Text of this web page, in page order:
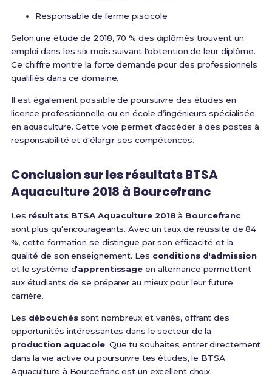
Responsable de ferme piscicole
Selon une étude de 2018, 70 % des diplômés trouvent un
emploi dans les six mois suivant l'obtention de leur diplôme.
Ce chiffre montre la forte demande pour des professionnels
qualifiés dans ce domaine.
Il est également possible de poursuivre des études en
licence professionnelle ou en école d’ingénieurs spécialisée
en aquaculture. Cette voie permet d'accéder à des postes à
responsabilité et d'élargir ses compétences.
Conclusion sur les résultats BTSA
Aquaculture 2018 à Bourcefranc
Les résultats BTSA Aquaculture 2018 à Bourcefranc
sont plus qu'encourageants. Avec un taux de réussite de 84
%, cette formation se distingue par son efficacité et la
qualité de son enseignement. Les conditions d'admission
et le système d'apprentissage en alternance permettent
aux étudiants de se préparer au mieux pour leur future
carrière.
Les débouchéssont nombreux et variés, offrant des
opportunités intéressantes dans le secteur de la
production aquacole. Que tu souhaites entrer directement
dans la vie active ou poursuivre tes études, le BTSA
Aquaculture à Bourcefranc est un excellent choix.